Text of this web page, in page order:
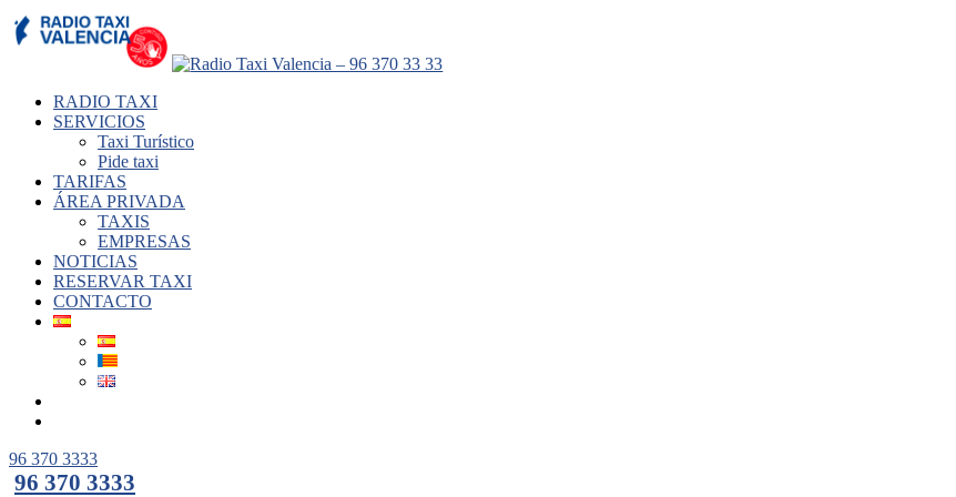
RADIO TAXI
SERVICIOS
Taxi Turístico
Pide taxi
TARIFAS
ÁREA PRIVADA
TAXIS
EMPRESAS
NOTICIAS
RESERVAR TAXI
CONTACTO
96 370 3333
96 370 3333